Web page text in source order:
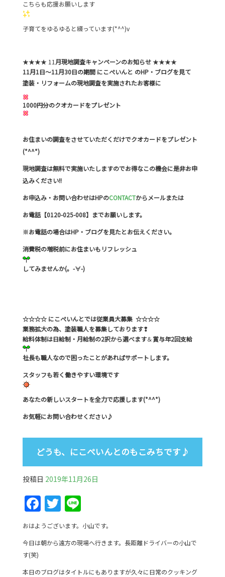
こちらも応援お願いします
子育てをゆるゆると綴っています(*^^)v
★★★★ 11月現地調査キャンペーンのお知らせ★★★★
11月1日～11月30日の期間 にこぺいんと のHP・ブログを見て
塗装・リフォームの現地調査を実施されたお客様に
1000円分のクオカードをプレゼント
お住まいの調査をさせていただくだけでクオカードをプレゼント
(*^^*)
現地調査は無料で実施いたしますのでお得なこの機会に是非お申
込みください!!
お申込み・お問い合わせはHPのCONTACTからメールまたは
お電話【0120-025-008】までお願いします。
※お電話の場合はHP・ブログを見たとお伝えください。
消費税の増税前にお住まいもリフレッシュ
してみませんか(。-∀-)
☆☆☆☆ にこぺいんとでは従業員大募集 ☆☆☆☆
業務拡大の為、塗装職人を募集しております❢
給料体制は日給制・月給制の2択から選べます＆賞与年2回支給
社長も職人なので困ったことがあればサポートします。
スタッフも若く働きやすい環境です
あなたの新しいスタートを全力で応援します(*^^*)
お気軽にお問い合わせください♪
どうも、にこぺいんとのもこみちです♪
投稿日 2019年11月26日
F
a
c
e
b
T
w
itt
er
Li
n
e
おはようございます。小山です。
今日は朝から遠方の現場へ行きます。長距離ドライバーの小山で
す(笑)
本日のブログはタイトルにもありますが久々に日常のクッキング